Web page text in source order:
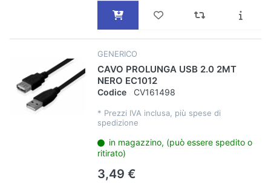
GENERICO
CAVO PROLUNGA USB 2.0 2MT
NERO EC1012
Codice CV161498
* Prezzi IVA inclusa, più spese di
spedizione
in magazzino, (può essere spedito o
ritirato)
3,49 €